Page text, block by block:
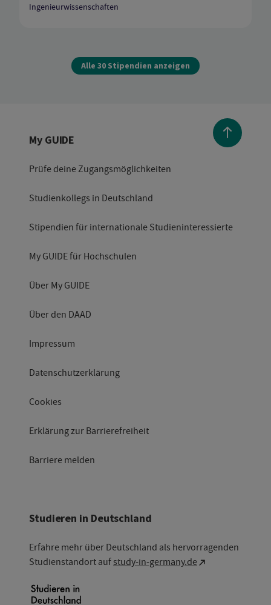
Ingenieurwissenschaften
Alle 30 Stipendien anzeigen
My GUIDE
Prüfe deine Zugangsmöglichkeiten
Studienkollegs in Deutschland
Stipendien für internationale Studieninteressierte
My GUIDE für Hochschulen
Über My GUIDE
Über den DAAD
Impressum
Datenschutzerklärung
Cookies
Erklärung zur Barrierefreiheit
Barriere melden
Studieren in Deutschland
Erfahre mehr über Deutschland als hervorragenden
Studienstandort auf study-in-germany.de